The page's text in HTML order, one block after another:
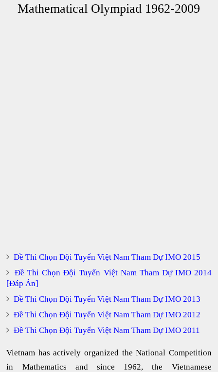
Mathematical Olympiad 1962-2009
Đề Thi Chọn Đội Tuyển Việt Nam Tham Dự IMO 2015
Đề Thi Chọn Đội Tuyển Việt Nam Tham Dự IMO 2014
[Đáp Án]
Đề Thi Chọn Đội Tuyển Việt Nam Tham Dự IMO 2013
Đề Thi Chọn Đội Tuyển Việt Nam Tham Dự IMO 2012
Đề Thi Chọn Đội Tuyển Việt Nam Tham Dự IMO 2011
Vietnam has actively organized the National Competition
in Mathematics and since 1962, the Vietnamese